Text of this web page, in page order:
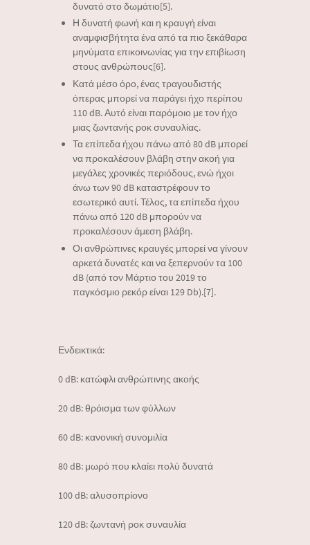
δυνατό στο δωμάτιο[5].
Η δυνατή φωνή και η κραυγή είναι
αναμφισβήτητα ένα από τα πιο ξεκάθαρα
μηνύματα επικοινωνίας για την επιβίωση
στους ανθρώπους[6].
Κατά μέσο όρο, ένας τραγουδιστής
όπερας μπορεί να παράγει ήχο περίπου
110 dB. Αυτό είναι παρόμοιο με τον ήχο
μιας ζωντανής ροκ συναυλίας.
Τα επίπεδα ήχου πάνω από 80 dB μπορεί
να προκαλέσουν βλάβη στην ακοή για
μεγάλες χρονικές περιόδους, ενώ ήχοι
άνω των 90 dB καταστρέφουν το
εσωτερικό αυτί. Τέλος, τα επίπεδα ήχου
πάνω από 120 dB μπορούν να
προκαλέσουν άμεση βλάβη.
Οι ανθρώπινες κραυγές μπορεί να γίνουν
αρκετά δυνατές και να ξεπερνούν τα 100
dB (από τον Μάρτιο του 2019 το
παγκόσμιο ρεκόρ είναι 129 Db).[7].
Ενδεικτικά:
0 dB: κατώφλι ανθρώπινης ακοής
20 dB: θρόισμα των φύλλων
60 dB: κανονική συνομιλία
80 dB: μωρό που κλαίει πολύ δυνατά
100 dB: αλυσοπρίονο
120 dB: ζωντανή ροκ συναυλία